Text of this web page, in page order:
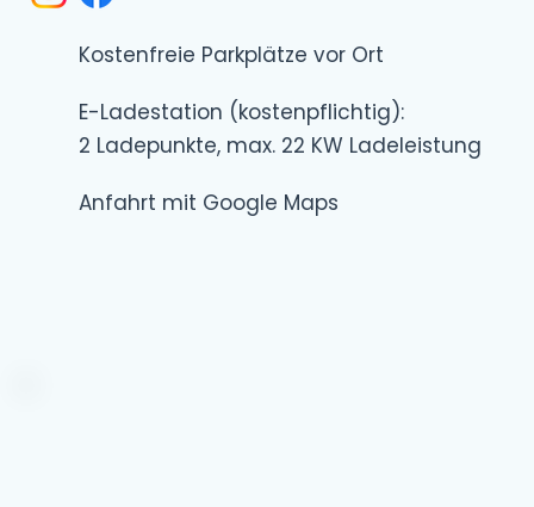
Kostenfreie Parkplätze vor Ort
E-Ladestation (kostenpflichtig):
2 Ladepunkte, max. 22 KW Ladeleistung
Anfahrt mit Google Maps